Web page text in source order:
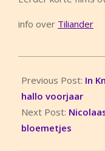
info over Tiliander
04-
01
Previous Post: In
hallo voorjaar
Next Post:
bloemetjes